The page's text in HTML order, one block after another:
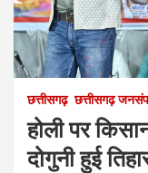
छत्तीसगढ़ छत्तीसगढ़
होली पर
दोगुनी हुई